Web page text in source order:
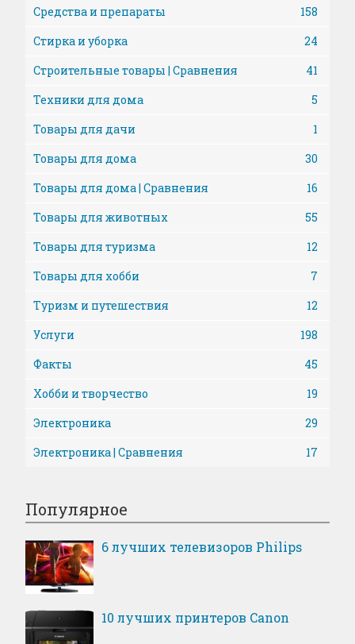
Средства и препараты
158
Стирка и уборка
24
Строительные товары | Сравнения
41
Техники для дома
5
Товары для дачи
1
Товары для дома
30
Товары для дома | Сравнения
16
Товары для животных
55
Товары для туризма
12
Товары для хобби
7
Туризм и путешествия
12
Услуги
198
Факты
45
Хобби и творчество
19
Электроника
29
Электроника | Сравнения
17
Популярное
6 лучших телевизоров Philips
10 лучших принтеров Canon